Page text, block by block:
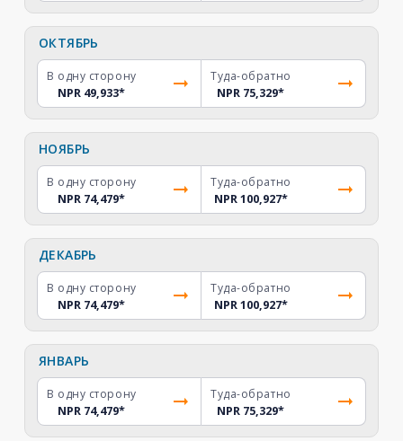
ОКТЯБРЬ
В одну сторону
NPR 49,933*
Туда-обратно
NPR 75,329*
НОЯБРЬ
В одну сторону
NPR 74,479*
Туда-обратно
NPR 100,927*
ДЕКАБРЬ
В одну сторону
NPR 74,479*
Туда-обратно
NPR 100,927*
ЯНВАРЬ
В одну сторону
NPR 74,479*
Туда-обратно
NPR 75,329*